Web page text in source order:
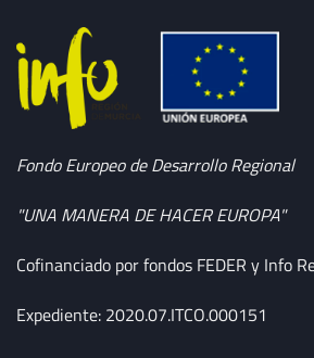
Fondo Europeo de Desarrollo Regional
"UNA MANERA DE HACER EUROPA"
Cofinanciado por fondos FEDER y Info
Expediente: 2020.07.ITCO.000151